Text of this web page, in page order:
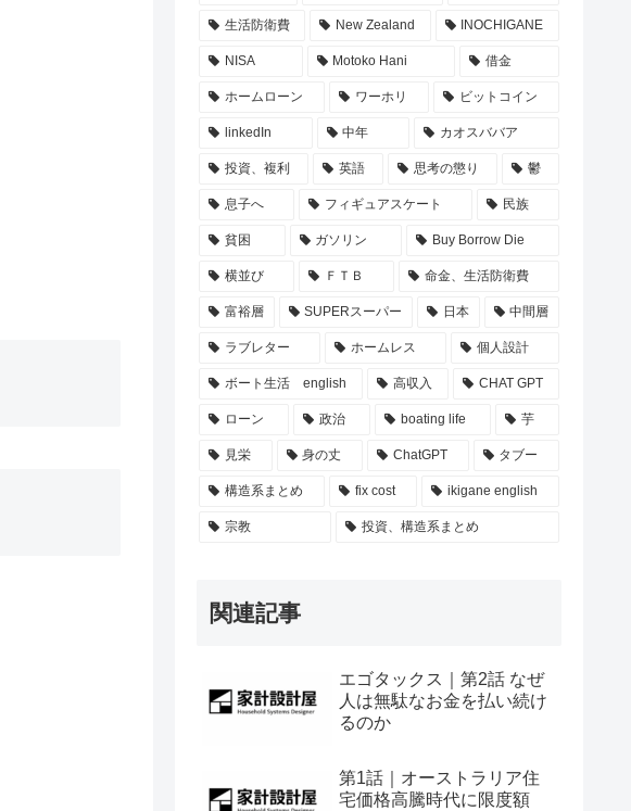
生活防衛費 New Zealand INOCHIGANE
NISA Motoko Hani 借金
ホームローン ワーホリ ビットコイン
linkedIn 中年 カオスババア
投資、複利 英語 思考の懲り 鬱
息子へ フィギュアスケート 民族
貧困 ガソリン Buy Borrow Die
横並び ＦＴＢ 命金、生活防衛費
富裕層 SUPERスーパー 日本 中間層
ラブレター ホームレス 個人設計
ボート生活 english 高収入 CHAT GPT
ローン 政治 boating life 芋
見栄 身の丈 ChatGPT タブー
構造系まとめ fix cost ikigane english
宗教 投資、構造系まとめ
関連記事
エゴタックス｜第2話 なぜ
人は無駄なお金を払い続け
るのか
第1話｜オーストラリア住
宅価格高騰時代に限度額